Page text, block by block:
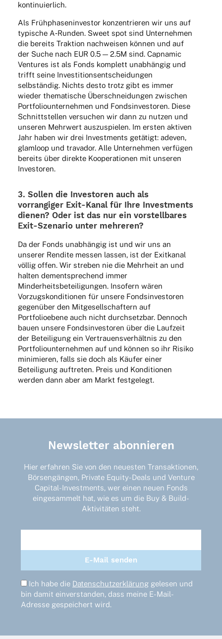
kontinuierlich.
Als Früh­pha­sen­in­ves­tor konzen­trie­ren wir uns auf
typi­sche A‑Runden. Sweet spot sind Unter­neh­men
die bereits Trak­tion nach­wei­sen können und auf
der Suche nach EUR 0.5 — 2.5M sind. Capna­mic
Ventures ist als Fonds komplett unab­hän­gig und
trifft seine Inves­ti­ti­ons­ent­schei­dun­gen
selb­stän­dig. Nichts desto trotz gibt es immer
wieder thema­ti­sche Über­schnei­dun­gen zwischen
Port­fo­lio­un­ter­neh­men und Fonds­in­ves­to­ren. Diese
Schnitt­stel­len versu­chen wir dann zu nutzen und
unse­ren Mehr­wert auszu­spie­len. Im ersten akti­ven
Jahr haben wir drei Invest­ments getä­tigt: adeven,
glam­loop und trava­dor. Alle Unter­neh­men verfü­gen
bereits über direkte Koope­ra­tio­nen mit unse­ren
Investoren.
3. Sollen die Inves­to­ren auch als
vorran­gi­ger Exit-Kanal für Ihre Invest­ments
dienen? Oder ist das nur ein vorstell­ba­res
Exit-Szena­rio unter mehreren?
Da der Fonds unab­hän­gig ist und wir uns an
unse­rer Rendite messen lassen, ist der Exit­ka­nal
völlig offen. Wir stre­ben nie die Mehr­heit an und
halten dementspre­chend immer
Minder­heits­be­tei­li­gun­gen. Inso­fern wären
Vorzugs­kon­di­tio­nen für unsere Fonds­in­ves­to­ren
gegen­über den Mitge­sell­schaf­tern auf
Port­fo­li­oe­bene auch nicht durch­setz­bar. Dennoch
bauen unsere Fonds­in­ves­to­ren über die Lauf­zeit
der Betei­li­gung ein Vertrau­ens­ver­hält­nis zu den
Port­fo­lio­un­ter­neh­men auf und können so ihr Risiko
mini­mie­ren, falls sie doch als Käufer einer
Betei­li­gung auftre­ten. Preis und Kondi­tio­nen
werden dann aber am Markt festgelegt.
Newsletter abonnieren
Hier erfahren Sie von den neuesten Transaktionen,
Börsengängen, Private Equity-Deals und Venture
Capital-Investments, wer einen neuen Fonds
eingesammelt hat, wie es um die Buy & Build-
Aktivitäten steht.
Ich habe die Datenschutzerklärung gelesen und
bin damit einverstanden, dass meine E-Mail-
Adresse gespeichert wird.